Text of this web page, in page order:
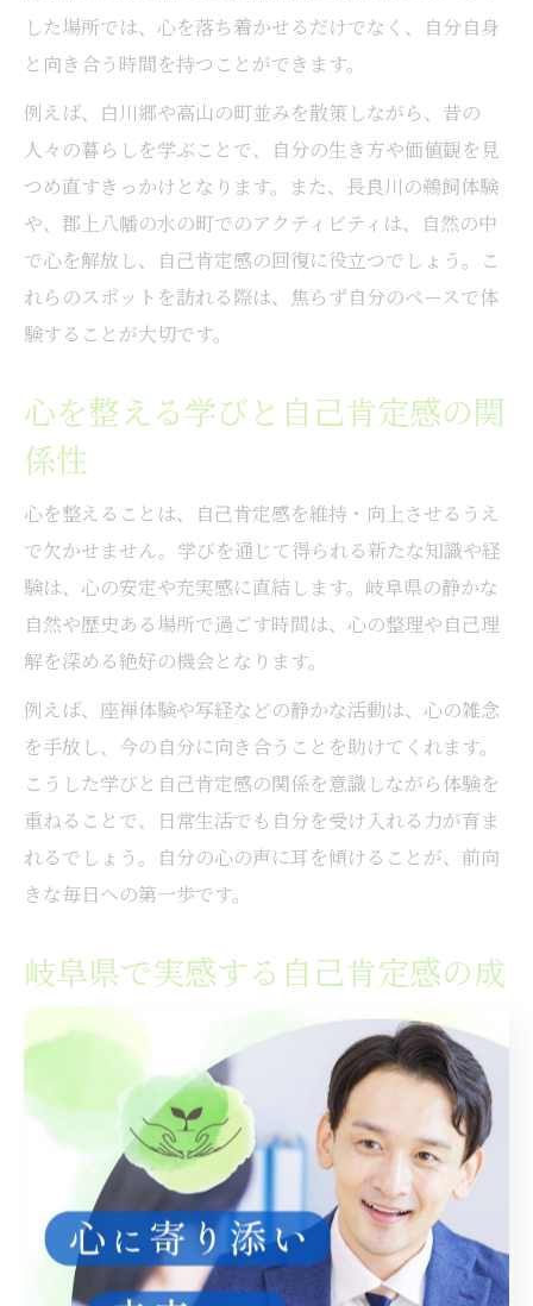
した場所では、心を落ち着かせるだけでなく、自分自身
と向き合う時間を持つことができます。
例えば、白川郷や高山の町並みを散策しながら、昔の
人々の暮らしを学ぶことで、自分の生き方や価値観を見
つめ直すきっかけとなります。また、長良川の鵜飼体験
や、郡上八幡の水の町でのアクティビティは、自然の中
で心を解放し、自己肯定感の回復に役立つでしょう。こ
れらのスポットを訪れる際は、焦らず自分のペースで体
験することが大切です。
心を整える学びと自己肯定感の関
係性
心を整えることは、自己肯定感を維持・向上させるうえ
で欠かせません。学びを通じて得られる新たな知識や経
験は、心の安定や充実感に直結します。岐阜県の静かな
自然や歴史ある場所で過ごす時間は、心の整理や自己理
解を深める絶好の機会となります。
例えば、座禅体験や写経などの静かな活動は、心の雑念
を手放し、今の自分に向き合うことを助けてくれます。
こうした学びと自己肯定感の関係を意識しながら体験を
重ねることで、日常生活でも自分を受け入れる力が育ま
れるでしょう。自分の心の声に耳を傾けることが、前向
きな毎日への第一歩です。
岐阜県で実感する自己肯定感の成
長プロセス
岐阜県での体験を通じて、自己肯定感がどのように成長
していくのかを実感する人は多いです。初めは自分に自
信が持てなかった方でも、自然や地域の人々とのふれあ
いを重ねることで、「自分でも大丈夫」という安心感が
芽生えてきます。
例えば、地元のイベントやワークショップに参加した体